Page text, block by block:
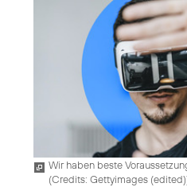
Wir haben beste
(Credits: Gettyimages (edited)